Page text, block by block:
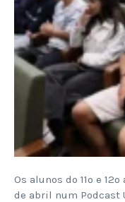
Os alunos do 11º e
de abril num Podcast